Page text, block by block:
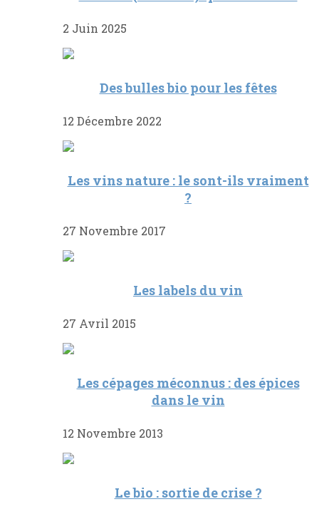
2 Juin 2025
Des bulles bio pour les fêtes
12 Décembre 2022
Les vins nature : le sont-ils vraiment
?
27 Novembre 2017
Les labels du vin
27 Avril 2015
Les cépages méconnus : des épices
dans le vin
12 Novembre 2013
Le bio : sortie de crise ?